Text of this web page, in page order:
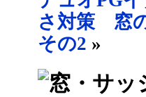
さ対策 窓
その2 »